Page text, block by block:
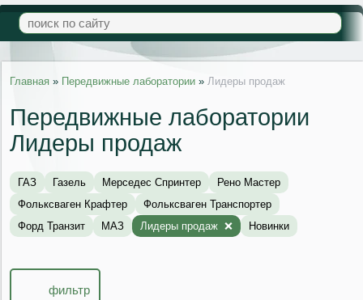
Главная » Передвижные лаборатории » Лидеры продаж
Передвижные лаборатории
Лидеры продаж
ГАЗ Газель Мерседес Спринтер
Рено Мастер
Фольксваген Крафтер
Фольксваген Транспортер
Форд Транзит
МАЗ Лидеры продаж Новинки
фильтр